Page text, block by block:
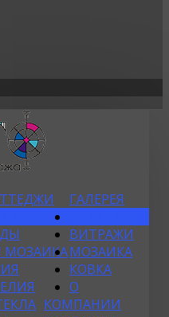
ГАЛЕРЕЯ
МОЗАИКА
ВИТРАЖИ
МОЗАИКА
КОВКА
О
КОМПАНИИ